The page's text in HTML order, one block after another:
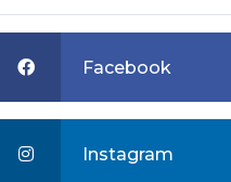
Facebook
Instagram